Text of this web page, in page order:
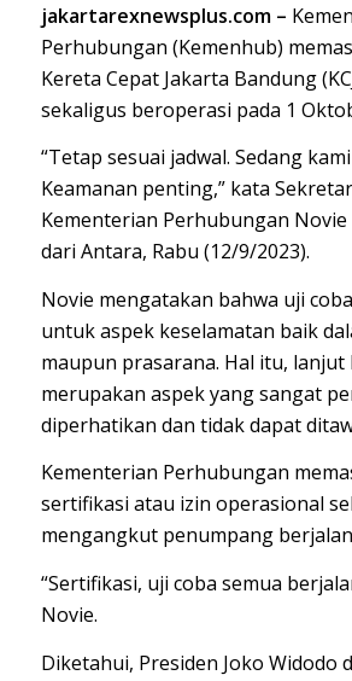
jakartarexnewsplus.com –
Perhubungan (Kemenhub)
Kereta Cepat Jakarta Bandung
sekaligus beroperasi pada 1
“Tetap sesuai jadwal. Sedang
Keamanan penting,” kata
Kementerian Perhubungan
dari Antara, Rabu (12/9/2023).
Novie mengatakan bahwa uji
untuk aspek keselamatan baik
maupun prasarana. Hal itu, lanjut
merupakan aspek yang sangat
diperhatikan dan tidak dapat
Kementerian Perhubungan
sertifikasi atau izin operasional
mengangkut penumpang
“Sertifikasi, uji coba semua
Novie.
Diketahui, Presiden Joko Widodo